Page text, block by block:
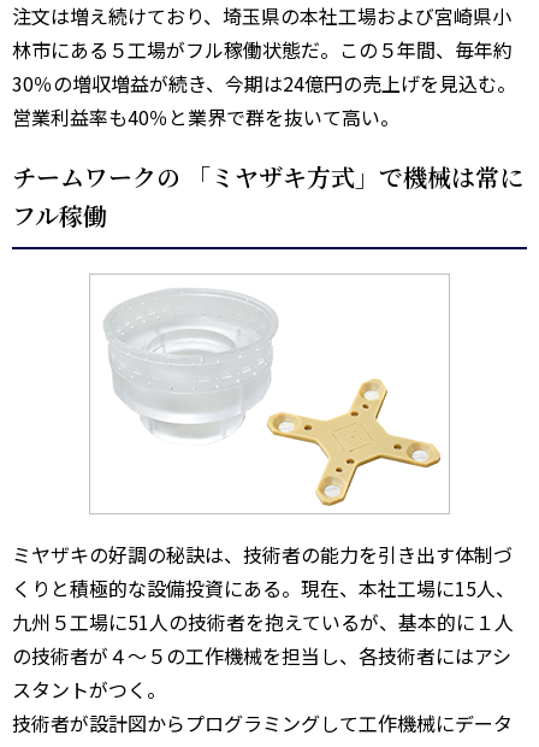
注文は増え続けており、埼玉県の本社工場および宮崎県小
林市にある５工場がフル稼働状態だ。この５年間、毎年約
30％の増収増益が続き、今期は24億円の売上げを見込む。
営業利益率も40％と業界で群を抜いて高い。
チームワークの 「ミヤザキ方式」で機械は常に
フル稼働
ミヤザキの好調の秘訣は、技術者の能力を引き出す体制づ
くりと積極的な設備投資にある。現在、本社工場に15人、
九州５工場に51人の技術者を抱えているが、基本的に１人
の技術者が４～５の工作機械を担当し、各技術者にはアシ
スタントがつく。
技術者が設計図からプログラミングして工作機械にデータ